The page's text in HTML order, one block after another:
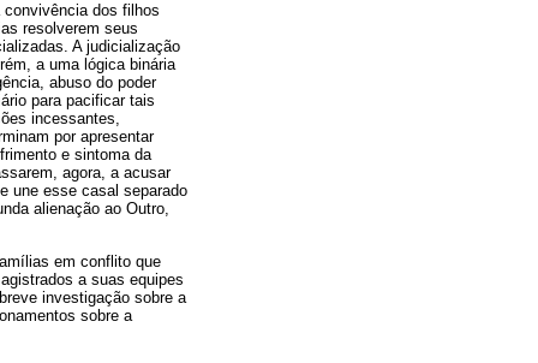
dos filhos
resolverem seus
A judicialização
a uma lógica binária
abuso do poder
para pacificar tais
incessantes,
por apresentar
e sintoma da
agora, a acusar
une esse casal separado
alienação ao Outro,
em conflito que
a suas equipes
investigação sobre a
sobre a